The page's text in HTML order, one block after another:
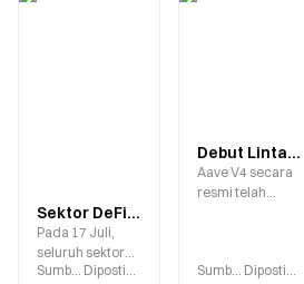
Sektor DeFi turun lebih dari 5%: HYPE memimpin penurunan—Apakah krisis likuiditas mengintai seiring pelepasan leverage?
Pada 17 Juli,
seluruh sektor
pasar kripto
Sumber :Gate.blog
Diposting 2026-07-17
Debut Lintas Rantai Aave V4: Mengapa Memilih Avalanche? Langkah Selanjutnya untuk DeFi Multichain
Aave V4 secara
resmi telah
ekspansi lintas
Sumber :Gate.blog
Diposting